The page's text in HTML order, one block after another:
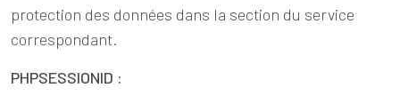
protection des données dans la section du service
correspondant.
PHPSESSIONID :